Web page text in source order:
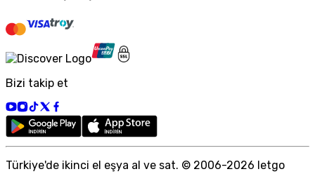
Bizi takip et
Türkiye'de ikinci el eşya al ve sat. © 2006-2026 letgo